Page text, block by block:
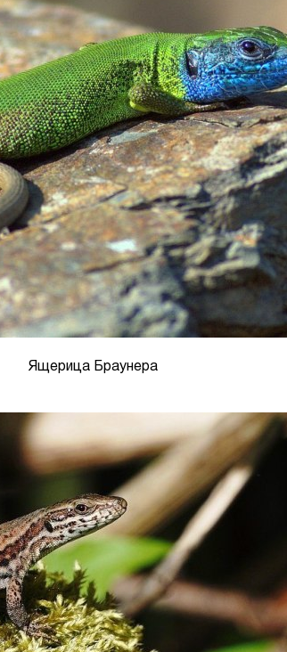
Ящерица Браунера